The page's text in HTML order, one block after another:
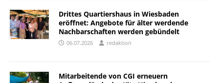
Drittes Quartiershaus in Wiesbaden
eröffnet: Angebote für älter werdende
Nachbarschaften werden gebündelt
06.07.2026 redaktion
Mitarbeitende von CGI erneuern